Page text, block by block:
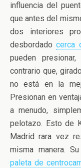
influencia del
que antes del
dos interiores
desbordadocerca
pueden
contrario que,
no está en la
Presionan en
a menudo,
pelotazo. Esto de
Madrid rara vez
misma manera.
paleta de